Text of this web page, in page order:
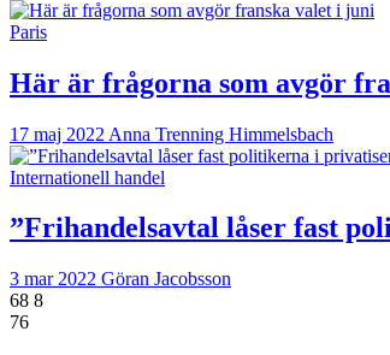
Paris
Här är frågorna som avgör
17 maj 2022 Anna Trenning Himmelsbach
Internationell handel
”Frihandelsavtal låser fast
3 mar 2022 Göran Jacobsson
68 8
76